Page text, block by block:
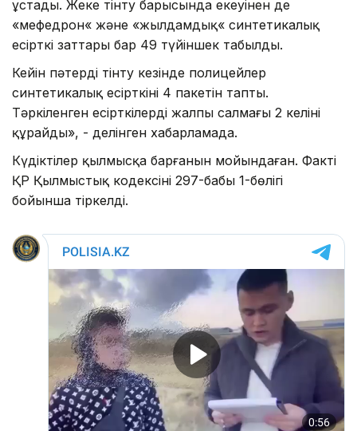
ұстады. Жеке тінту барысында екеуінен де
«мефедрон« және «жылдамдық« синтетикалық
есірткі заттары бар 49 түйіншек табылды.
Кейін пәтерді тінту кезінде полицейлер
синтетикалық есірткінің 4 пакетін тапты.
Тәркіленген есірткілердің жалпы салмағы 2 келіні
құрайды», - делінген хабарламада.
Күдіктілер қылмысқа барғанын мойындаған. Факті
ҚР Қылмыстық кодексінің 297-бабы 1-бөлігі
бойынша тіркелді.